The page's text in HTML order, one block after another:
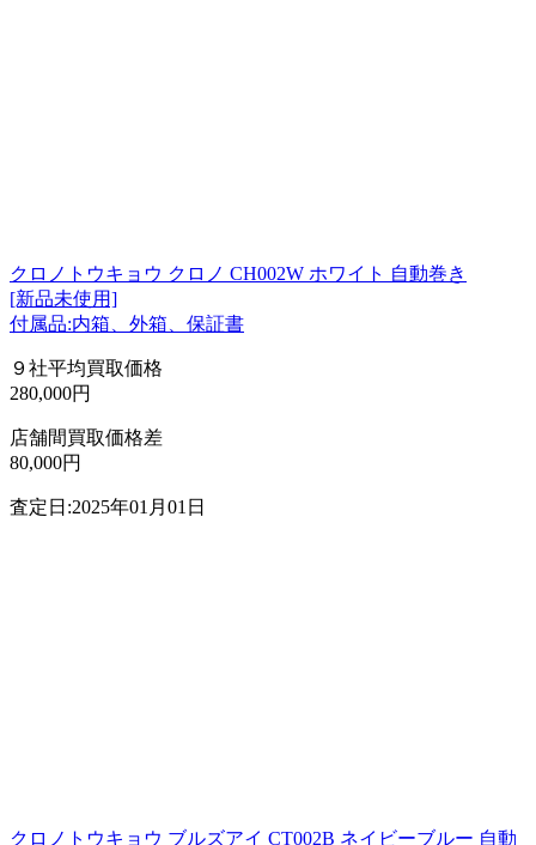
クロノトウキョウ クロノ CH002W ホワイト 自動巻き
[新品未使用]
付属品:内箱、外箱、保証書
９社平均買取価格
280,000円
店舗間買取価格差
80,000円
査定日:2025年01月01日
クロノトウキョウ ブルズアイ CT002B ネイビーブルー 自動